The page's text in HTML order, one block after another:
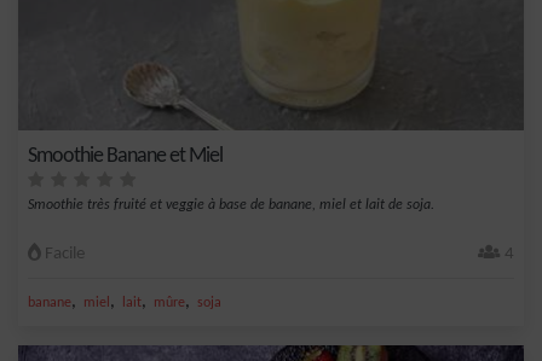
Smoothie Banane et Miel
Smoothie très fruité et veggie à base de banane, miel et lait de soja.
Facile 4
banane, miel , lait, mûre, soja